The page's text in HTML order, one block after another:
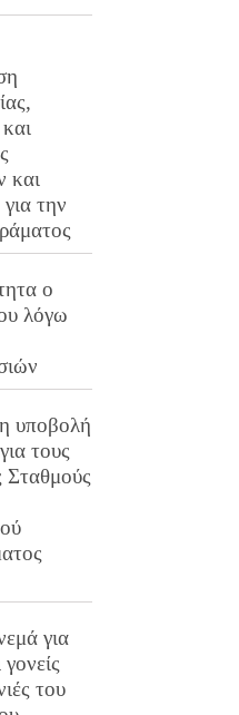
και
την
ο
λόγω
υποβολή
τους
Σταθμούς
για
του